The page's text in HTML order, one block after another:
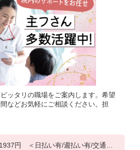
ッタリの職場をご案内します。希望
などお気軽にご相談ください。担
円 ＜日払い有/週払い有/交通費